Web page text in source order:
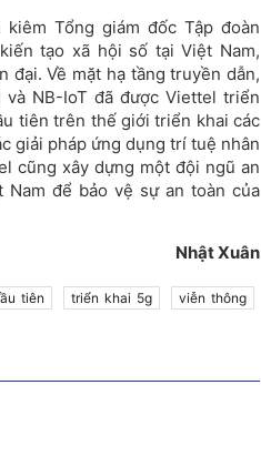
Tổng giám đốc Tập đoàn
tạo xã hội số tại Việt Nam,
Về mặt hạ tầng truyền dẫn,
NB-IoT đã được Viettel triển
tiên trên thế giới triển khai các
giải pháp ứng dụng trí tuệ nhân
cũng xây dựng một đội ngũ an
để bảo vệ sự an toàn của
Nhật Xuân
tiên triển khai 5g
viễn thông